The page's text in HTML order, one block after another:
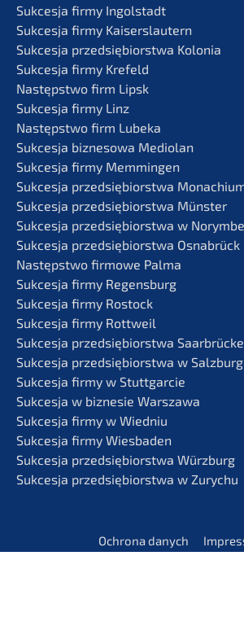
Sukces­ja firmy Ingolstadt
Sukces­ja firmy Kaiserslautern
Sukces­ja przedsię­bi­orst­wa Kolonia
Sukces­ja firmy Krefeld
Następst­wo firm Lipsk
Sukces­ja firmy Linz
Następst­wo firm Lubeka
Sukces­ja bizne­so­wa Mediolan
Sukces­ja firmy Memmingen
Sukces­ja przedsię­bi­orst­wa
Sukces­ja przedsię­bi­orst­wa Münster
Sukces­ja przedsię­bi­orst­wa w
Sukces­ja przedsię­bi­orst­wa Osnabrück
Następst­wo firmo­we Palma
Sukces­ja firmy Regensburg
Sukces­ja firmy Rostock
Sukces­ja firmy Rottweil
Sukces­ja przedsię­bi­orst­wa
Sukces­ja przedsię­bi­orst­wa w
Sukces­ja firmy w Stuttgarcie
Sukces­ja w bizne­sie Warszawa
Sukces­ja firmy w Wiedniu
Sukces­ja firmy Wiesbaden
Sukces­ja przedsię­bi­orst­wa Würzburg
Sukces­ja przedsię­bi­orst­wa w Zurychu
Ochrona danych